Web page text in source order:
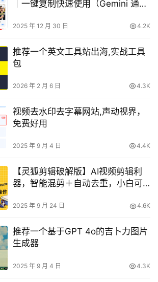
｜一键复制快速使用（Gemini 通
2025 年 12 月 30 日 4.2K
推荐一个英文工具站出海,实战工具
包
2026 年 2 月 6 日 4.3K
视频去水印去字幕网站,声动视界，
免费好用
2025 年 9 月 4 日 4.4K
【灵狐剪辑破解版】AI视频剪辑利
器，智能混剪＋自动去重，小白可
2025 年 9 月 24 日 4.6K
推荐一个基于GPT 4o的吉卜力图片
生成器
2025 年 9 月 4 日 4.3K